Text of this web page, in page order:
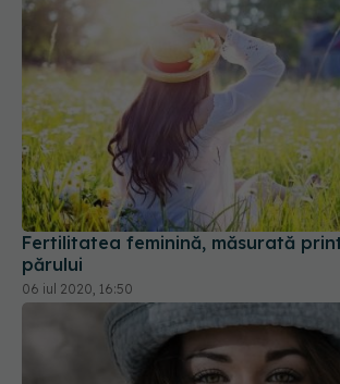
Fertilitatea feminină, măsurată
părului
06 iul 2020, 16:50